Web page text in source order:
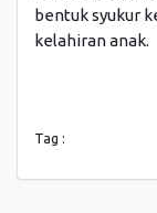
bentuk syukur
kelahiran anak.
Tag :